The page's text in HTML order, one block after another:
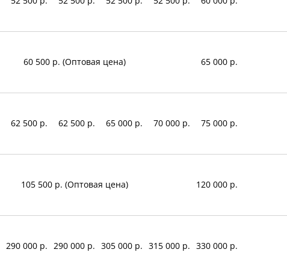
60 500 р. (Оптовая цена) 65 000 р.
62 500 р. 62 500 р. 65 000 р. 70 000 р. 75 000 р.
105 500 р. (Оптовая цена) 120 000 р.
290 000 р. 290 000 р. 305 000 р. 315 000 р. 330 000 р.